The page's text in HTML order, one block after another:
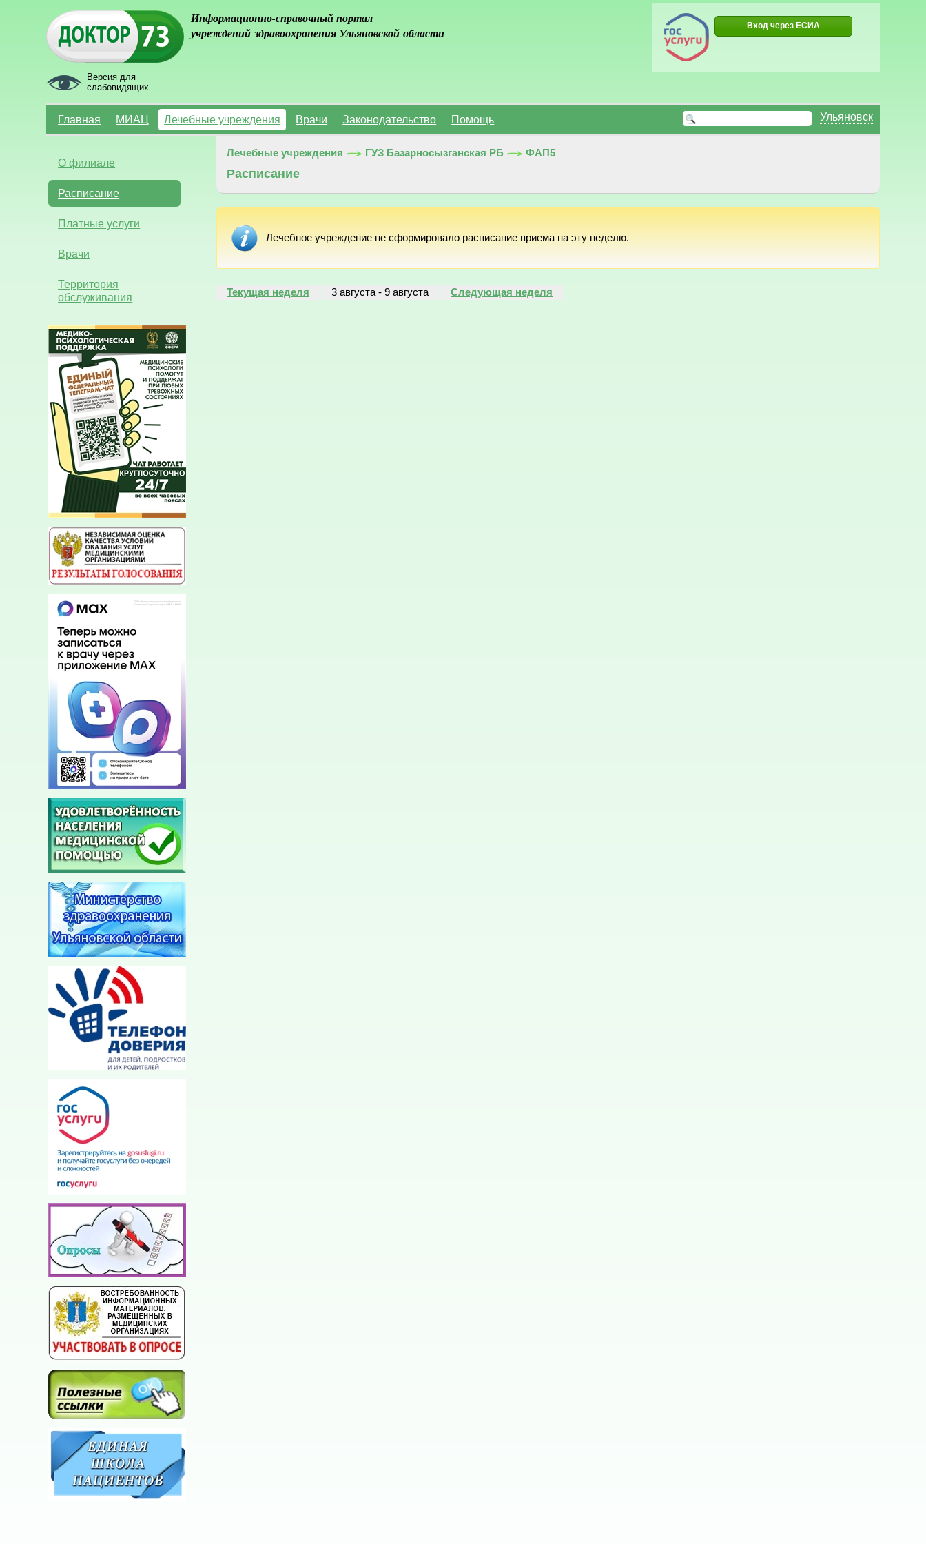
Версия для
слабовидящих
Информационно-справочный портал
учреждений здравоохранения Ульяновской области
Вход через ЕСИА
Ульяновск
Главная МИАЦ Лечебные учреждения Врачи Законодательство Помощь
О филиале
Расписание
Платные услуги
Врачи
Территория
обслуживания
Лечебные учреждения ГУЗ Базарносызганская РБ ФАП5
Расписание
Лечебное учреждение не сформировало расписание приема на эту неделю.
Текущая неделя 3 августа-9 августа Следующая неделя